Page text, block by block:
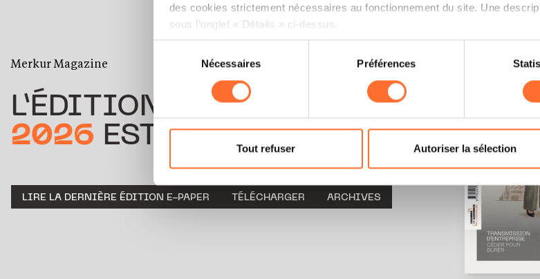
des cookies strictement nécessaires au fonctionnement du site. Une
sous l’onglet « Détails » ci-dessus.
Il est précisé que la navigation sur le site et certaines fonctionnalités (ex :
cas de refus de tous les cookies ou des cookies non nécessaires.
personnelles, vous pouvez consulter notre
Charte d’usage des cookieset
personnelles.
consentement
Nécessaires Préférences
Tout refuser Autoriser la sélection
Merkur Magazine
L’ÉDITION
ÉTÉ
2026 EST DISPONIBLE !
LIRE LA DERNIÈRE ÉDITION E-PAPER TÉLÉCHARGER ARCHIVES